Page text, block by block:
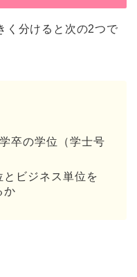
く分けると次の2つで
卒の学位（学士号
とビジネス単位を
か